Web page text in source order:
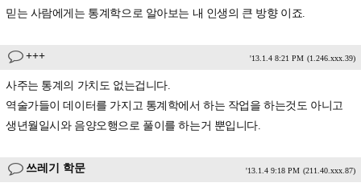
믿는 사람에게는 통계학으로 알아보는 내 인생의 큰 방향 이죠.
+++ '13.1.4 8:21 PM (1.246.xxx.39)
사주는 통계의 가치도 없는겁니다.
역술가들이 데이터를 가지고 통계학에서 하는 작업을 하는것도 아니고
생년월일시와 음양오행으로 풀이를 하는거 뿐입니다.
쓰레기 학문 '13.1.4 9:18 PM (211.40.xxx.87)